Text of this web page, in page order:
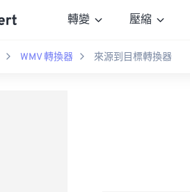
轉變 壓縮
WMV 轉換器 來源到目標轉換器